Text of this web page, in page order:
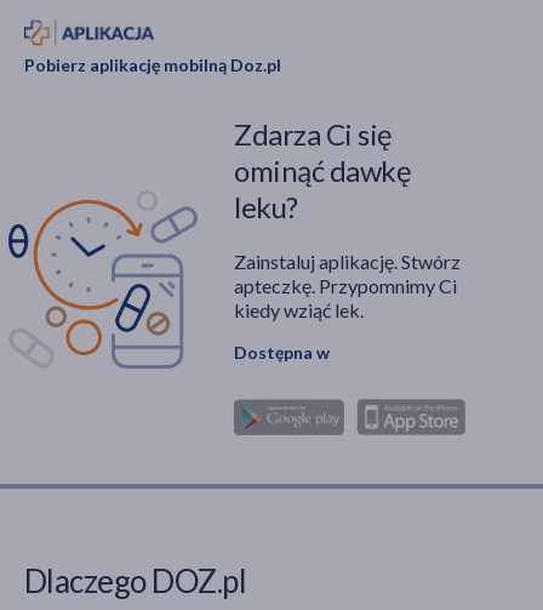
Pobierz aplikację mobilną Doz.pl
Zdarza Ci się
ominąć dawkę
leku?
Zainstaluj aplikację. Stwórz
apteczkę. Przypomnimy Ci
kiedy wziąć lek.
Dostępna w
Dlaczego DOZ.pl